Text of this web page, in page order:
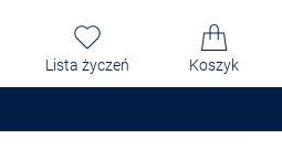
Lista życzeń Koszyk